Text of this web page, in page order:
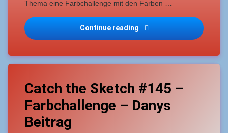
Thema eine Farbchallenge mit den Farben …
Continue reading Catch the Sketch #145
Catch the Sketch #145 –
Farbchallenge – Danys
Beitrag
Anfänger
Catch
Sketch
a
Comment
on
Catch
the
Sketch